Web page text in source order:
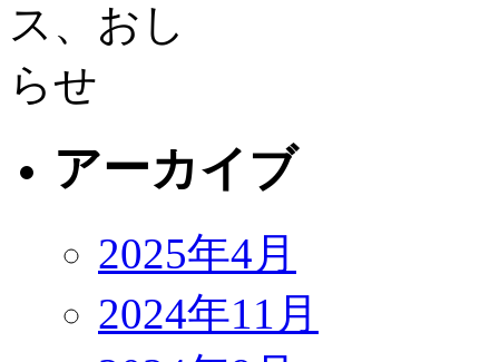
アーカイブ
2025年4月
2024年11月